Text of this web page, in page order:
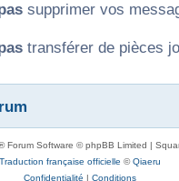
supprimer vos
transférer de pièces
Forum Software © phpBB Limited |
Traduction française officielle ©Qiaeru
Confidentialité
Conditions